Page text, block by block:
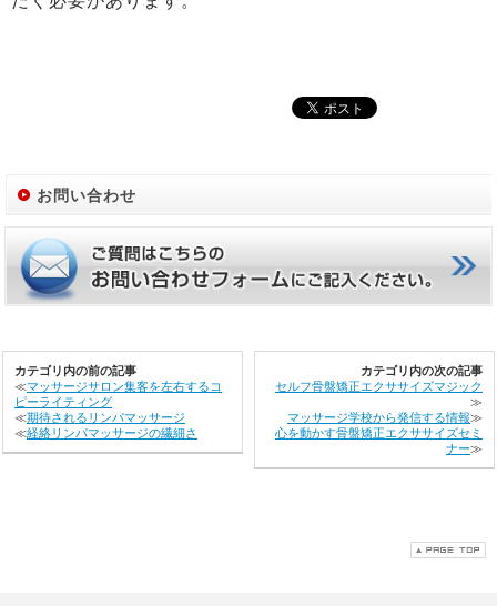
お問い合わせ
カテゴリ内の前の記事
≪マッサージサロン集客を左右するコ
ピーライティング
≪期待されるリンパマッサージ
≪経絡リンパマッサージの繊細さ
カテゴリ内の次の記事
セルフ骨盤矯正エクササイズマジック
≫
マッサージ学校から発信する情報≫
心を動かす骨盤矯正エクササイズセミ
ナー≫